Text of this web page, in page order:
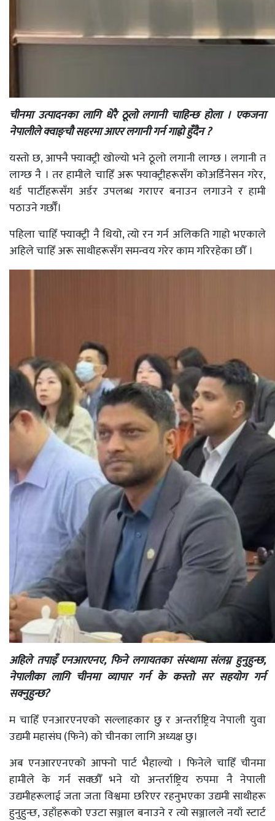
चीनमा उत्पादनका लागि धेरै ठूलो लगानी चाहिन्छ होला । एकजना
नेपालीले क्वाङ्चसहरमाआएर लगानी गर्न गाह्रो हुँदैन ?
यस्तो छ, आफ्नै फ्याक्ट्री खोल्यो भने ठूलो लगानी लाग्छ । लगानी त
लाग्छ नै । तर हामीले चाहिँ अरू फ्याक्ट्रीहरूसँग कोअर्डिनेसन गरेर,
थर्ड पार्टीहरूसँग अर्डर उपलब्ध गराएर बनाउन लगाउने र हामी
पठाउने गर्छौँ।
पहिला चाहिँ फ्याक्ट्री नै थियो, त्यो रन गर्न अलिकति गाह्रो भएकाले
अहिले चाहिँ अरू साथीहरूसँग समन्वय गरेर काम गरिरहेका छौँ ।
अहिले तपाइँएनआरएनए, फिने लगायतका संस्थामा संलग्न हुनुहुन्छ,
नेपालीका लागि चीनमा व्यापार गर्न के कस्तो सर सहयोग गर्न
सक्नुहुन्छ?
म चाहिँ एनआरएनएको सल्लाहकार छु र अन्तर्राष्ट्रिय नेपाली युवा
उद्यमी महासंघ (फिने) को चीनका लागि अध्यक्ष छु।
अब एनआरएनएको आफ्नो पार्ट भैहाल्यो । फिनेले चाहिँ चीनमा
हामीले के गर्न सक्छौँ भने यो अन्तर्राष्ट्रिय रुपमा नै नेपाली
उद्यमीहरूलाई जता जता विश्वमा छरिएर रहनुभएका उद्यमी साथीहरू
हुनुहुन्छ, उहाँहरूको एउटा सञ्जाल बनाउने र त्यो सञ्जालले नयाँ स्टार्ट